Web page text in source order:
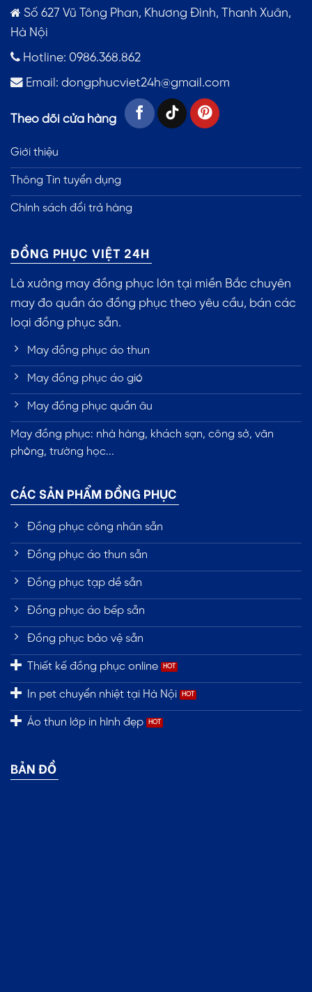
Số 627 Vũ Tông Phan, Khương Đình, Thanh Xuân,
Hà Nội
Hotline: 0986.368.862
Email: dongphucviet24h@gmail.com
Theo dõi cửa hàng
Giới thiệu
Thông Tin tuyển dụng
Chính sách đổi trả hàng
ĐỒNG PHỤC VIỆT 24H
Là xưởng may đồng phục lớn tại miền Bắc chuyên
may đo quần áo đồng phục theo yêu cầu, bán các
loại đồng phục sẵn.
May đồng phục áo thun
May đồng phục áo gió
May đồng phục quần âu
May đồng phục: nhà hàng, khách sạn, công sở, văn
phòng, trường học...
CÁC SẢN PHẨM ĐỒNG PHỤC
Đồng phục công nhân sẵn
Đồng phục áo thun sẵn
Đồng phục tạp dề sẵn
Đồng phục áo bếp sẵn
Đồng phục bảo vệ sẵn
Thiết kế đồng phục online
In pet chuyển nhiệt tại Hà Nội
Áo thun lớp in hình đẹp
BẢN ĐỒ